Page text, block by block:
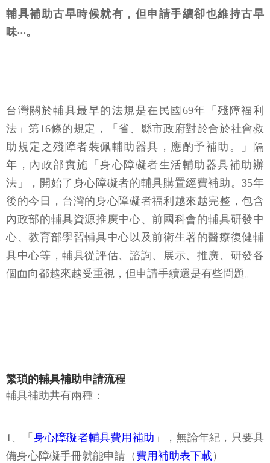
輔具補助古早時候就有，但申請手續卻也維持古早
味‧‧‧。
台灣關於輔具最早的法規是在民國69年「殘障福利
法」第16條的規定，「省、縣市政府對於合於社會救
助規定之殘障者裝佩輔助器具，應酌予補助。」隔
年，內政部實施「身心障礙者生活輔助器具補助辦
法」，開始了身心障礙者的輔具購置經費補助。35年
後的今日，台灣的身心障礙者福利越來越完整，包含
內政部的輔具資源推廣中心、前國科會的輔具研發中
心、教育部學習輔具中心以及前衛生署的醫療復健輔
具中心等，輔具從評估、諮詢、展示、推廣、研發各
個面向都越來越受重視，但申請手續還是有些問題。
繁瑣的輔具補助申請流程
輔具補助共有兩種：
1、「 身心障礙者輔具費用補助 」，無論年紀，只要具
備身心障礙手冊就能申請（ 費用補助表下載）